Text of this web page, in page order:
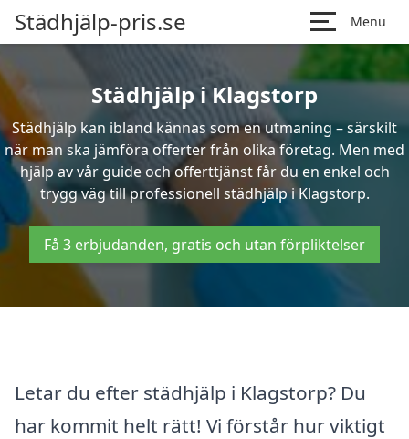
Städhjälp-pris.se Menu
Städhjälp i Klagstorp
Städhjälp kan ibland kännas som en utmaning – särskilt
när man ska jämföra offerter från olika företag. Men med
hjälp av vår guide och offerttjänst får du en enkel och
trygg väg till professionell städhjälp i Klagstorp.
Få 3 erbjudanden, gratis och utan förpliktelser
Letar du efter städhjälp i Klagstorp? Du
har kommit helt rätt! Vi förstår hur viktigt